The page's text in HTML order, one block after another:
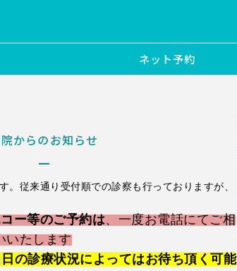
ネット予約
からのお知らせ
従来通り受付順での診察も行っておりますが、
ー等のご予約は、一度お電話にてご相
いたします
の診療状況によってはお待ち頂く可能